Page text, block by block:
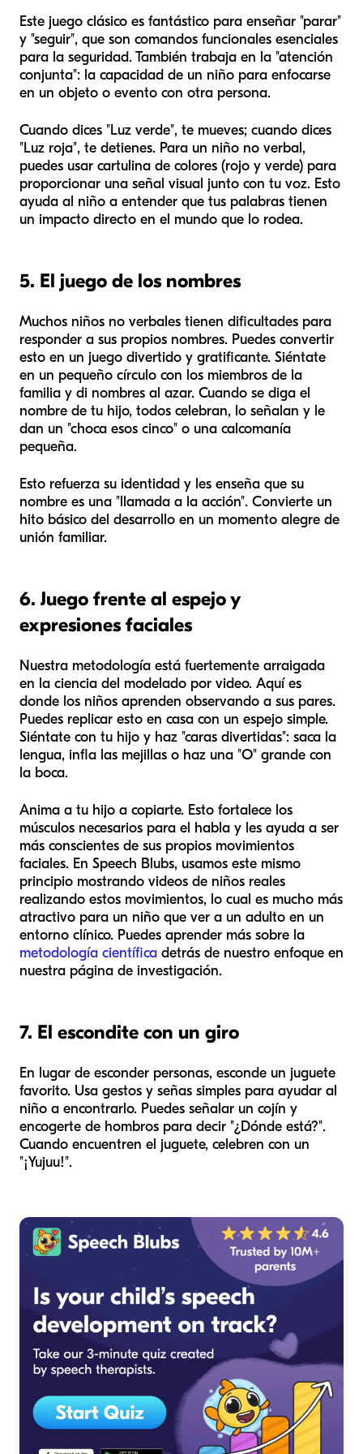
Este juego clásico es fantástico para enseñar "parar"
y "seguir", que son comandos funcionales esenciales
para la seguridad. También trabaja en la "atención
conjunta": la capacidad de un niño para enfocarse
en un objeto o evento con otra persona.
Cuando dices "Luz verde", te mueves; cuando dices
"Luz roja", te detienes. Para un niño no verbal,
puedes usar cartulina de colores (rojo y verde) para
proporcionar una señal visual junto con tu voz. Esto
ayuda al niño a entender que tus palabras tienen
un impacto directo en el mundo que lo rodea.
5. El juego de los nombres
Muchos niños no verbales tienen dificultades para
responder a sus propios nombres. Puedes convertir
esto en un juego divertido y gratificante. Siéntate
en un pequeño círculo con los miembros de la
familia y di nombres al azar. Cuando se diga el
nombre de tu hijo, todos celebran, lo señalan y le
dan un "choca esos cinco" o una calcomanía
pequeña.
Esto refuerza su identidad y les enseña que su
nombre es una "llamada a la acción". Convierte un
hito básico del desarrollo en un momento alegre de
unión familiar.
6. Juego frente al espejo y
expresiones faciales
Nuestra metodología está fuertemente arraigada
en la ciencia del modelado por video. Aquí es
donde los niños aprenden observando a sus pares.
Puedes replicar esto en casa con un espejo simple.
Siéntate con tu hijo y haz "caras divertidas": saca la
lengua, infla las mejillas o haz una "O" grande con
la boca.
Anima a tu hijo a copiarte. Esto fortalece los
músculos necesarios para el habla y les ayuda a ser
más conscientes de sus propios movimientos
faciales. En Speech Blubs, usamos este mismo
principio mostrando videos de niños reales
realizando estos movimientos, lo cual es mucho más
atractivo para un niño que ver a un adulto en un
entorno clínico. Puedes aprender más sobre la
metodología científica detrás de nuestro enfoque en
nuestra página de investigación.
7. El escondite con un giro
En lugar de esconder personas, esconde un juguete
favorito. Usa gestos y señas simples para ayudar al
niño a encontrarlo. Puedes señalar un cojín y
encogerte de hombros para decir "¿Dónde está?".
Cuando encuentren el juguete, celebren con un
"¡Yujuu!".